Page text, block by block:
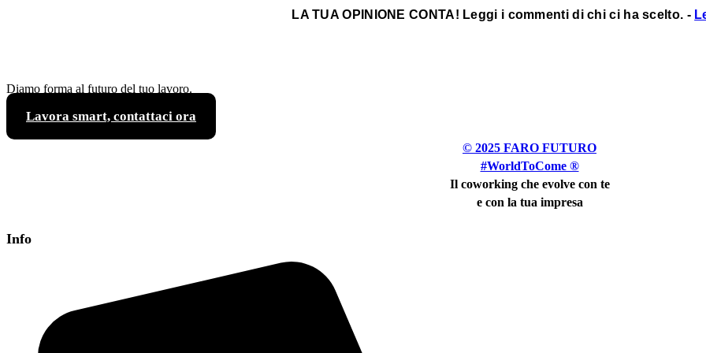
LA TUA OPINIONE CONTA! Leggi i commenti di chi ci ha scelto. -
Diamo forma al futuro del tuo lavoro.
Lavora smart, contattaci ora
© 2025 FARO FUTURO
#WorldToCome ®
Il coworking che evolve con te
e con la tua impresa
Info